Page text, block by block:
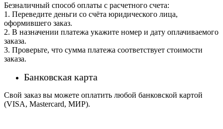
Безналичный способ оплаты с расчетного счета:
1. Переведите деньги со счёта юридического лица,
оформившего заказ.
2. В назначении платежа укажите номер и дату оплачиваемого
заказа.
3. Проверьте, что сумма платежа соответствует стоимости
заказа.
Банковская карта
Свой заказ вы можете оплатить любой банковской картой
(VISA, Mastercard, МИР).